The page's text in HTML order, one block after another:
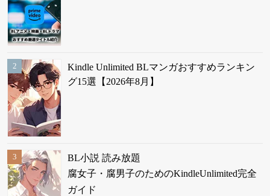
Kindle Unlimited BLマンガおすすめランキン
グ15選【2026年8月】
BL小説 読み放題
腐女子・腐男子のためのKindleUnlimited完全
ガイド